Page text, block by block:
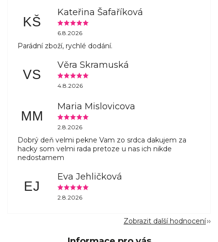
KŠ
Kateřina Šafaříková
6.8.2026
Parádní zboží, rychlé dodání.
VS
Věra Skramuská
4.8.2026
MM
Maria Mislovicova
2.8.2026
Dobrý deň velmi pekne Vam zo srdca dakujem za
hacky som velmi rada pretoze u nas ich nikde
nedostamem
EJ
Eva Jehličková
2.8.2026
Zobrazit další hodnocení